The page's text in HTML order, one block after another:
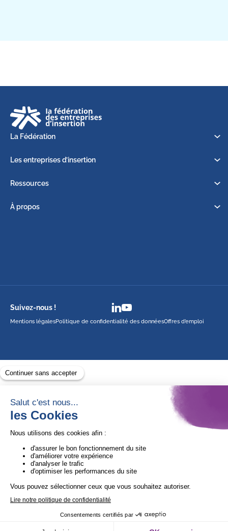
La Fédération
Les entreprises d’insertion
Ressources
À propos
Suivez-nous !
Mentions légalesPolitique de confidentialité des donnéesOffres d’emploi
1ère Organisation de l’ESS certifiée Quali’OP